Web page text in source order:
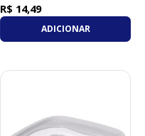
R$ 14,49
ADICIONAR